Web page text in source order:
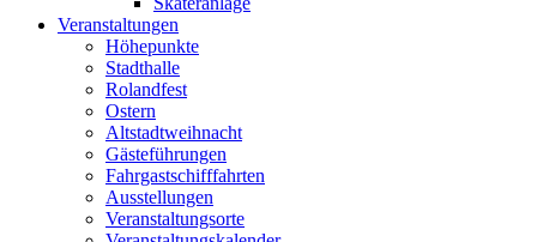
Veranstaltungen
Höhepunkte
Stadthalle
Rolandfest
Ostern
Altstadtweihnacht
Gästeführungen
Fahrgastschifffahrten
Ausstellungen
Veranstaltungsorte